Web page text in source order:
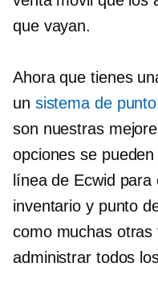
que vayan.
Ahora que tienes
un sistema de
son nuestras
opciones se
línea de Ecwid
inventario y punto
como muchas
administrar todos